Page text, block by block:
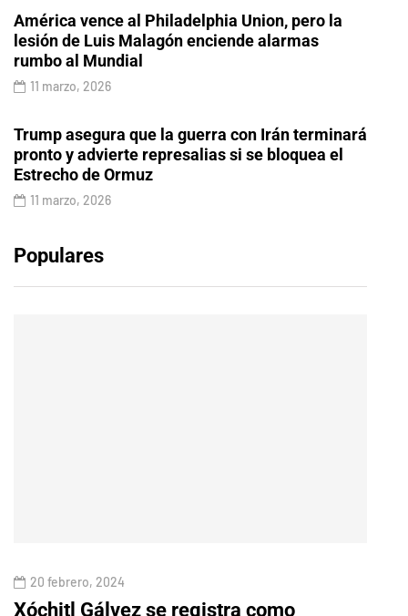
América vence al Philadelphia Union, pero la
lesión de Luis Malagón enciende alarmas
rumbo al Mundial
11 marzo, 2026
Trump asegura que la guerra con Irán terminará
pronto y advierte represalias si se bloquea el
Estrecho de Ormuz
11 marzo, 2026
Populares
20 febrero, 2024
Xóchitl Gálvez se registra como